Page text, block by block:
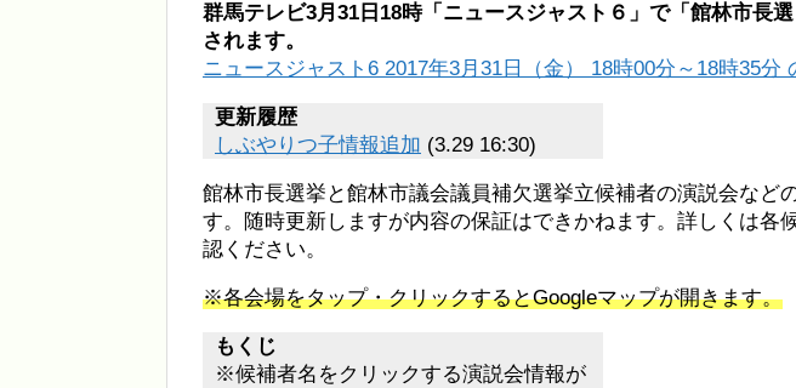
群馬テレビ3月31日18時「ニュースジャスト６」で「館林市長
されます。
ニュースジャスト6 2017年3月31日（金） 18時00分～18時35分
更新履歴
しぶやりつ子情報追加 (3.29 16:30)
館林市長選挙と館林市議会議員補欠選挙立候補者の演説会など
す。随時更新しますが内容の保証はできかねます。詳しくは各
認ください。
※各会場をタップ・クリックするとGoogleマップが開きます。
もくじ
※候補者名をクリックする演説会情報が